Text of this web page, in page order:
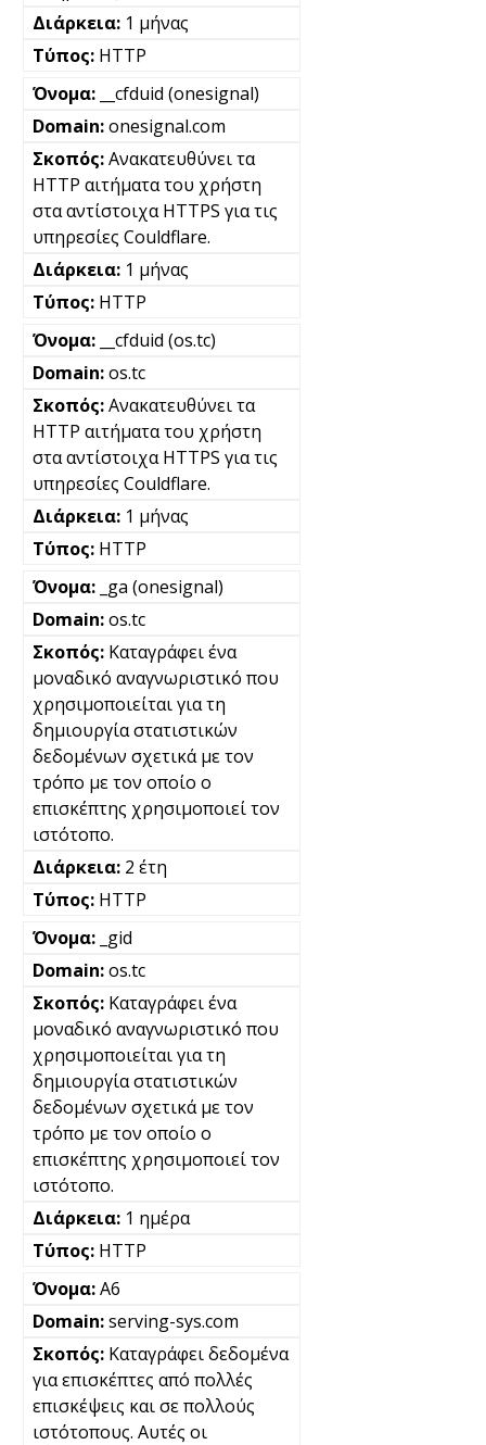
1 μήνας
HTTP
__cfduid (onesignal)
onesignal.com
Ανακατευθύνει τα
HTTP αιτήματα του χρήστη
στα αντίστοιχα HTTPS για τις
υπηρεσίες Couldflare.
1 μήνας
HTTP
__cfduid (os.tc)
os.tc
Ανακατευθύνει τα
HTTP αιτήματα του χρήστη
στα αντίστοιχα HTTPS για τις
υπηρεσίες Couldflare.
1 μήνας
HTTP
_ga (onesignal)
os.tc
Καταγράφει ένα
μοναδικό αναγνωριστικό που
χρησιμοποιείται για τη
δημιουργία στατιστικών
δεδομένων σχετικά με τον
τρόπο με τον οποίο ο
επισκέπτης χρησιμοποιεί τον
ιστότοπο.
2 έτη
HTTP
_gid
os.tc
Καταγράφει ένα
μοναδικό αναγνωριστικό που
χρησιμοποιείται για τη
δημιουργία στατιστικών
δεδομένων σχετικά με τον
τρόπο με τον οποίο ο
επισκέπτης χρησιμοποιεί τον
ιστότοπο.
1 ημέρα
HTTP
A6
serving-sys.com
Καταγράφει δεδομένα
για επισκέπτες από πολλές
επισκέψεις και σε πολλούς
ιστότοπους. Αυτές οι